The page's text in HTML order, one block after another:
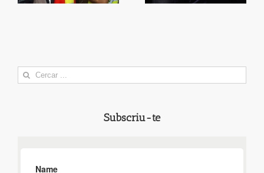
Search
for:
Subscriu-te